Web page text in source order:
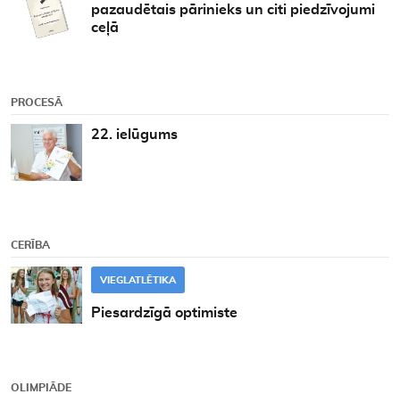
pazaudētais pārinieks un citi piedzīvojumi
ceļā
PROCESĀ
22. ielūgums
CERĪBA
VIEGLATLĒTIKA
Piesardzīgā optimiste
OLIMPIĀDE